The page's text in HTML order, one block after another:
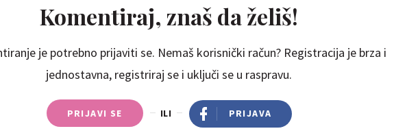
Komentiraj, znaš da želiš!
je potrebno prijaviti se. Nemaš korisnički račun? Registracija je brza i
jednostavna, registriraj se i uključi se u raspravu.
PRIJAVI SE ILI PRIJAVA